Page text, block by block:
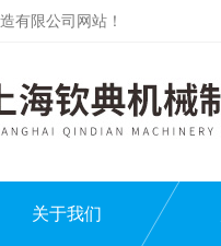
有限公司网站！
关于我们